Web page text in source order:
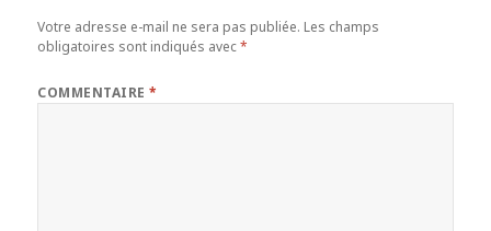
Votre adresse e-mail ne sera pas publiée. Les champs
obligatoires sont indiqués avec*
COMMENTAIRE*